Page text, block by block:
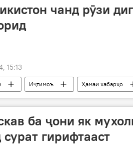
чанд рӯзи
15:13
Иҷтимоъ Ҳамаи хабарҳо
ба ҷони як
сурат гирифтааст